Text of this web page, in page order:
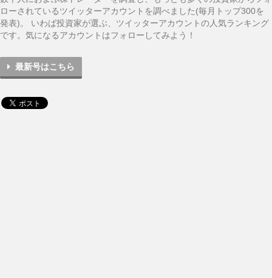
i
g
ローされているツイッターアカウントを調べました(毎月トップ300を
発表)。 いわば投資家が選ぶ、ツイッターアカウントの人気ランキング
です。気になるアカウントはフォローしてみよう！
最新号はこちら